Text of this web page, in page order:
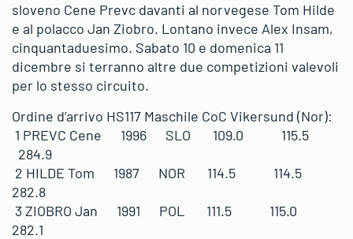
sloveno Cene Prevc davanti al norvegese Tom Hilde
e al polacco Jan Ziobro. Lontano invece Alex Insam,
cinquantaduesimo. Sabato 10 e domenica 11
dicembre si terranno altre due competizioni valevoli
per lo stesso circuito.
Ordine d’arrivo HS117 Maschile CoC Vikersund (Nor):
1 PREVC Cene 1996 SLO 109.0 115.5
284.9
2 HILDE Tom 1987 NOR 114.5 114.5
282.8
3 ZIOBRO Jan 1991 POL 111.5 115.0
282.1